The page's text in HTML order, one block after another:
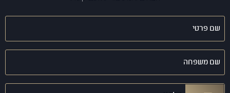
שם
פרטי
שם
משפחה
טלפון